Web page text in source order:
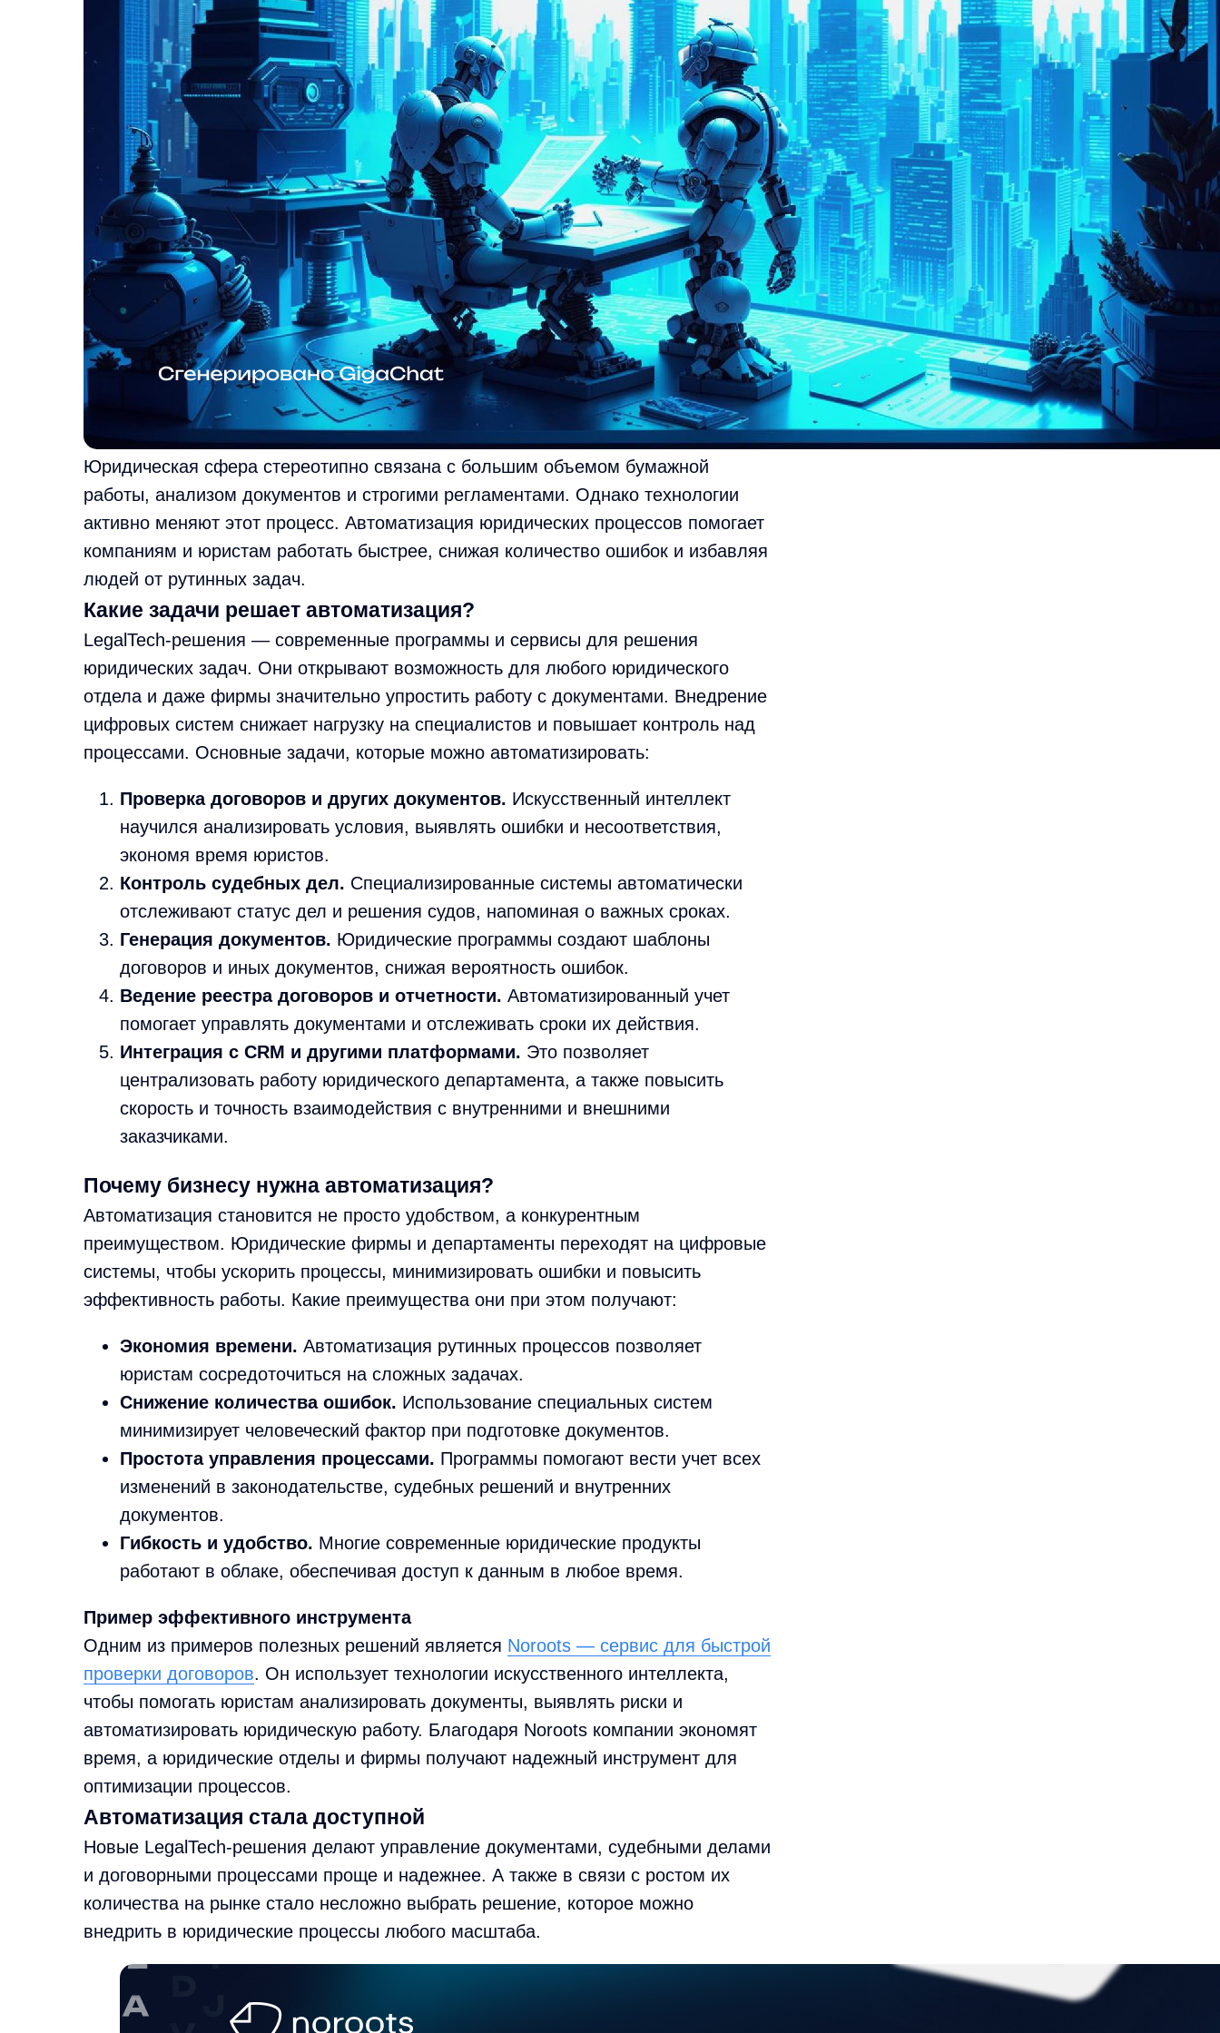
Юридическая сфера стереотипно связана с большим объемом бумажной
работы, анализом документов и строгими регламентами. Однако технологии
активно меняют этот процесс. Автоматизация юридических процессов помогает
компаниям и юристам работать быстрее, снижая количество ошибок и избавляя
людей от рутинных задач.
Какие задачи решает автоматизация?
LegalTech-решения — современные программы и сервисы для решения
юридических задач. Они открывают возможность для любого юридического
отдела и даже фирмы значительно упростить работу с документами. Внедрение
цифровых систем снижает нагрузку на специалистов и повышает контроль над
процессами. Основные задачи, которые можно автоматизировать:
Проверка договоров и других документов. Искусственный интеллект
научился анализировать условия, выявлять ошибки и несоответствия,
экономя время юристов.
Контроль судебных дел. Специализированные системы автоматически
отслеживают статус дел и решения судов, напоминая о важных сроках.
Генерация документов. Юридические программы создают шаблоны
договоров и иных документов, снижая вероятность ошибок.
Ведение реестра договоров и отчетности. Автоматизированный учет
помогает управлять документами и отслеживать сроки их действия.
Интеграция с CRM и другими платформами. Это позволяет
централизовать работу юридического департамента, а также повысить
скорость и точность взаимодействия с внутренними и внешними
заказчиками.
Почему бизнесу нужна автоматизация?
Автоматизация становится не просто удобством, а конкурентным
преимуществом. Юридические фирмы и департаменты переходят на цифровые
системы, чтобы ускорить процессы, минимизировать ошибки и повысить
эффективность работы. Какие преимущества они при этом получают:
Экономия времени. Автоматизация рутинных процессов позволяет
юристам сосредоточиться на сложных задачах.
Снижение количества ошибок. Использование специальных систем
минимизирует человеческий фактор при подготовке документов.
Простота управления процессами. Программы помогают вести учет всех
изменений в законодательстве, судебных решений и внутренних
документов.
Гибкость и удобство. Многие современные юридические продукты
работают в облаке, обеспечивая доступ к данным в любое время.
Пример эффективного инструмента
Одним из примеров полезных решений является Noroots — сервис для быстрой
проверки договоров. Он использует технологии искусственного интеллекта,
чтобы помогать юристам анализировать документы, выявлять риски и
автоматизировать юридическую работу. Благодаря Noroots компании экономят
время, а юридические отделы и фирмы получают надежный инструмент для
оптимизации процессов.
Автоматизация стала доступной
Новые LegalTech-решения делают управление документами, судебными делами
и договорными процессами проще и надежнее. А также в связи с ростом их
количества на рынке стало несложно выбрать решение, которое можно
внедрить в юридические процессы любого масштаба.